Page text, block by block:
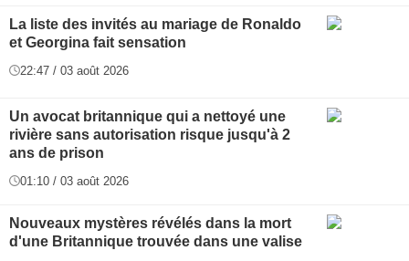
La liste des invités au mariage de Ronaldo
et Georgina fait sensation
22:47 / 03 août 2026
Un avocat britannique qui a nettoyé une
rivière sans autorisation risque jusqu'à 2
ans de prison
01:10 / 03 août 2026
Nouveaux mystères révélés dans la mort
d'une Britannique trouvée dans une valise